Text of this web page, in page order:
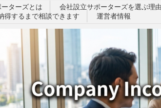
ターズとは 会社設立サポーターズを選ぶ理
得するまで相談できます 運営者情報